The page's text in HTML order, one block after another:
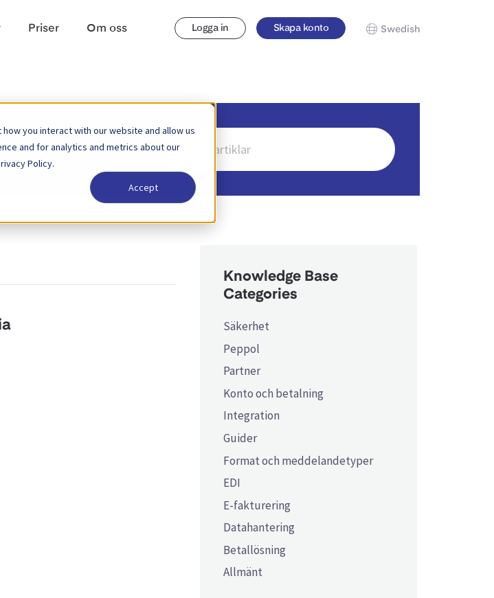
you interact with our website and allow us
and for analytics and metrics about our
Policy.
Accept
Priser Om oss Logga in Skapa konto Swedish
Search
For
Knowledge Base
Categories
Säkerhet
Peppol
Partner
Konto och betalning
Integration
Guider
Format och meddelandetyper
EDI
E-fakturering
Datahantering
Betallösning
Allmänt